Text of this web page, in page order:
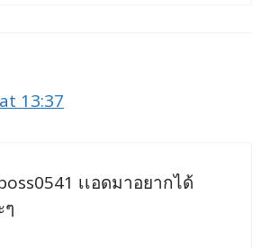
13:37
เเอดมาอยากได้
ๆ